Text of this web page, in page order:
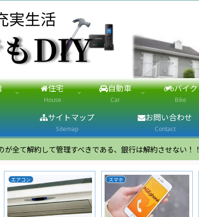
住宅
House
自動車
Car
バイク
Bike
サイトマップ
Sitemap
お問い合わせ
Contact
全て解約して管理すべきである、銀行は解約させない！！
NAS NAS